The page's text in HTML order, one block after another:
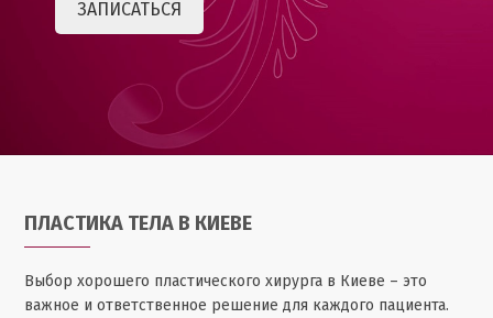
ПЛАСТИКА ТЕЛА В КИЕВЕ
Выбор хорошего пластического хирурга в Киеве – это
важное и ответственное решение для каждого пациента.